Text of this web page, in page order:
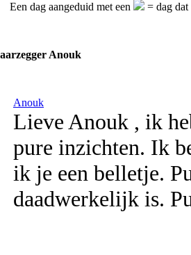
Een dag aangeduid met een = dag
Anouk
Anouk
Lieve Anouk , ik
pure inzichten. Ik
ik je een belletje.
daadwerkelijk is.